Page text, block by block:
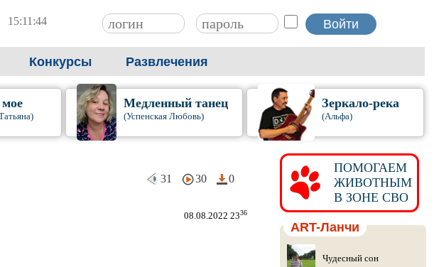
15:11:45
Конкурсы Развлечения
Медленный танец
(Успенская Любовь)
Зеркало-река
(Альфа)
31 30 0
08.08.2022 2336
ПОМОГАЕМ
ЖИВОТНЫМ
В ЗОНЕ СВО
ART-Ланчи
Чудесный сон